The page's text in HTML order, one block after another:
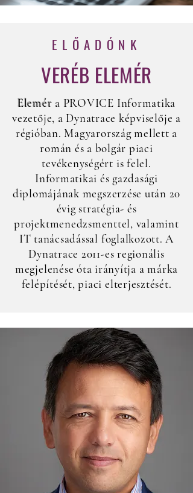
ELŐADÓNK
VERÉB ELEMÉR
Elemér a PROVICE Informatika
vezetője, a Dynatrace képviselője a
régióban. Magyarország mellett a
román és a bolgár piaci
tevékenységért is felel.
Informatikai és gazdasági
diplomájának megszerzése után 20
évig stratégia- és
projektmenedzsmenttel, valamint
IT tanácsadással foglalkozott. A
Dynatrace 2011-es regionális
megjelenése óta irányítja a márka
felépítését, piaci elterjesztését.